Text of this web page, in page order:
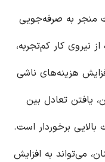
منجر به صرفه‌جویی
نیروی کار کم‌تجربه،
هزینه‌های ناشی
یافتن تعادل بین
بالایی برخوردار است.
می‌تواند به افزایش